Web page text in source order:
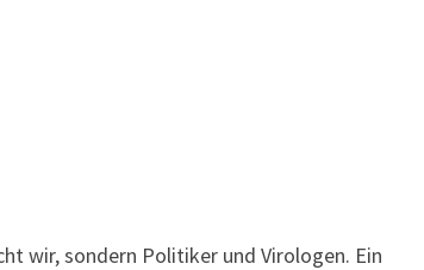
wir, sondern Politiker und Virologen. Ein